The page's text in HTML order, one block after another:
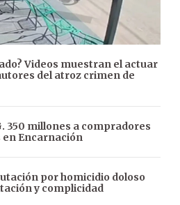
Videos muestran el actuar
del atroz crimen de
350 millones a compradores
en Encarnación
por homicidio doloso
y complicidad